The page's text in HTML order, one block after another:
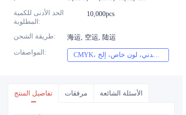
الحد الأدنى للكمية
المطلوبة :
10,000pcs
طريقة الشحن: 海运, 空运, 陆运
المواصفات : CMYK، بانتون، معدني، لون خاص، إلخ
تفاصيل المنتج مرفقات الأسئلة الشائعة